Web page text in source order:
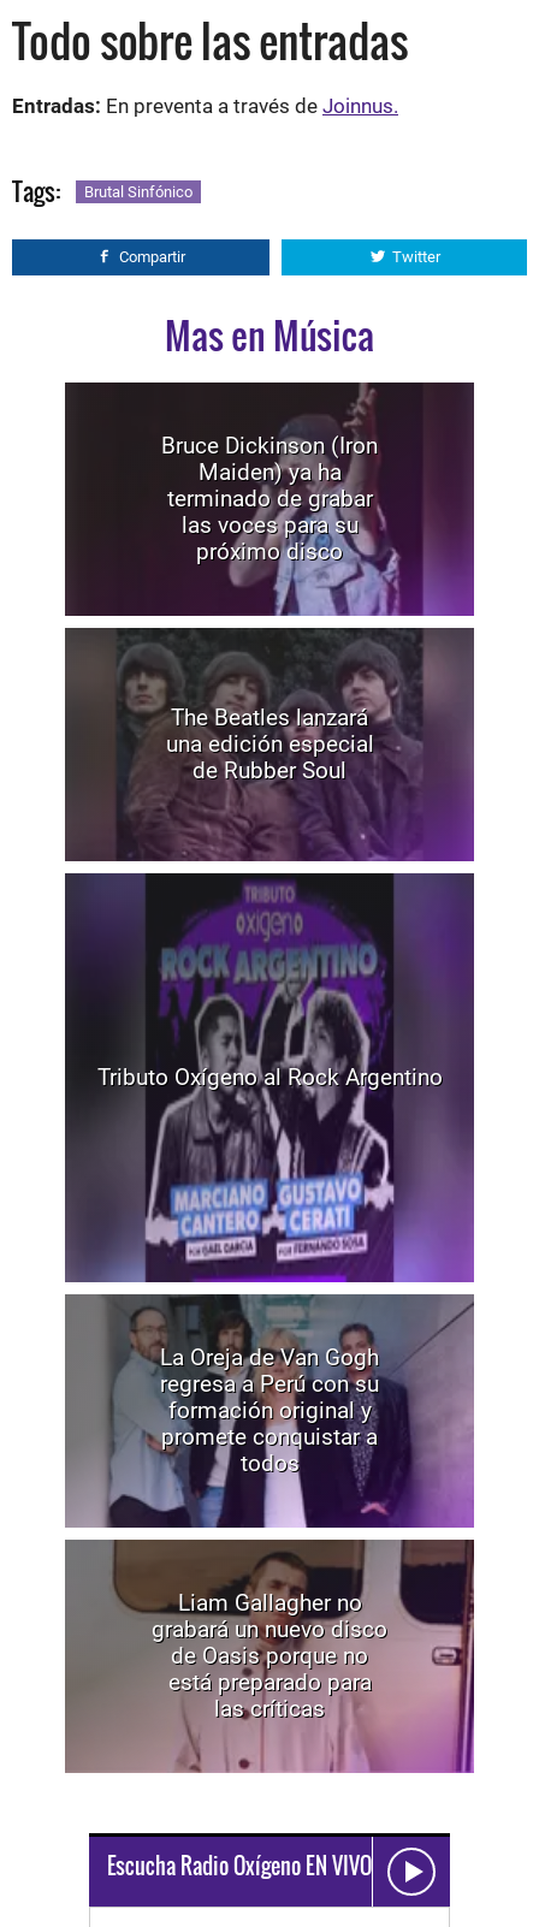
Todo sobre las entradas
Entradas: En preventa a través de Joinnus.
Tags: Brutal Sinfónico
Compartir Twitter
Mas en Música
Bruce Dickinson (Iron
Maiden) ya ha
terminado de grabar
las voces para su
próximo disco
The Beatles lanzará
una edición especial
de Rubber Soul
Tributo Oxígeno al Rock Argentino
La Oreja de Van Gogh
regresa a Perú con su
formación original y
promete conquistar a
todos
Liam Gallagher no
grabará un nuevo disco
de Oasis porque no
está preparado para
las críticas
Escucha Radio Oxígeno EN VIVO